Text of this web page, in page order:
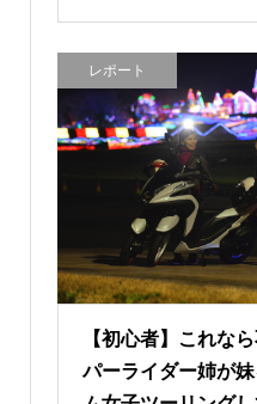
レポート
【初心者】これな
パーライダー姉が